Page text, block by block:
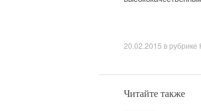
20.02.2015 в рубрике
Читайте также